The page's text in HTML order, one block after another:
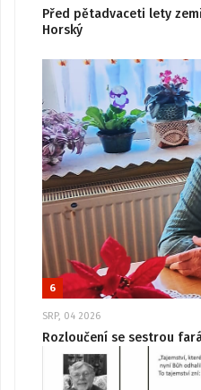
Před pětadvaceti lety
Horský
6
SRP, 04 2026
Rozloučení se sestrou